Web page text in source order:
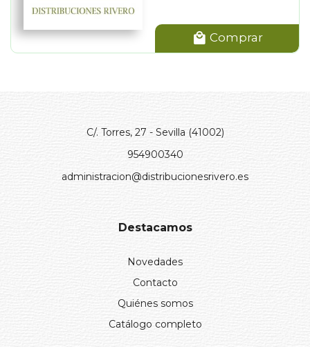
Comprar
C/. Torres, 27 - Sevilla (41002)
954900340
administracion@distribucionesrivero.es
Destacamos
Novedades
Contacto
Quiénes somos
Catálogo completo